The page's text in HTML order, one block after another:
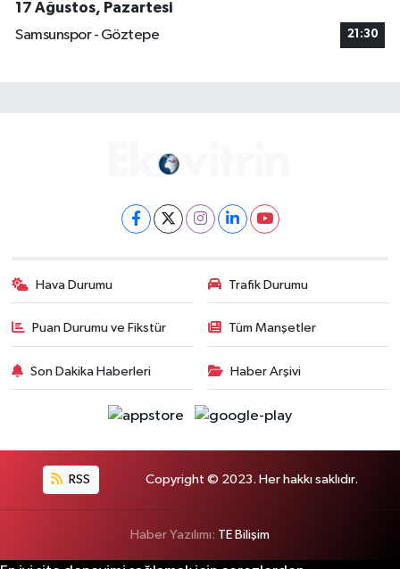
17 Ağustos, Pazartesi
Samsunspor - Göztepe
21:30
Hava Durumu Trafik Durumu
Puan Durumu ve Fikstür Tüm Manşetler
Son Dakika Haberleri Haber Arşivi
RSS Copyright © 2023. Her hakkı saklıdır.
Haber Yazılımı: TE Bilişim